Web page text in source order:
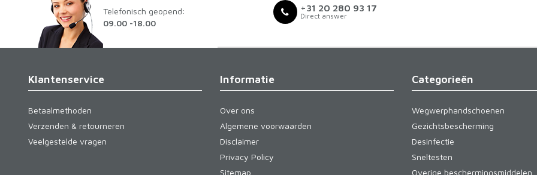
Telefonisch geopend:
09.00 -18.00
+31 20 280 93 17
Direct answer
Klantenservice
Betaalmethoden
Verzenden & retourneren
Veelgestelde vragen
Informatie
Over ons
Algemene voorwaarden
Disclaimer
Privacy Policy
Sitemap
Categorieën
Wegwerphandschoenen
Gezichtsbescherming
Desinfectie
Sneltesten
Overige beschermingsmiddelen